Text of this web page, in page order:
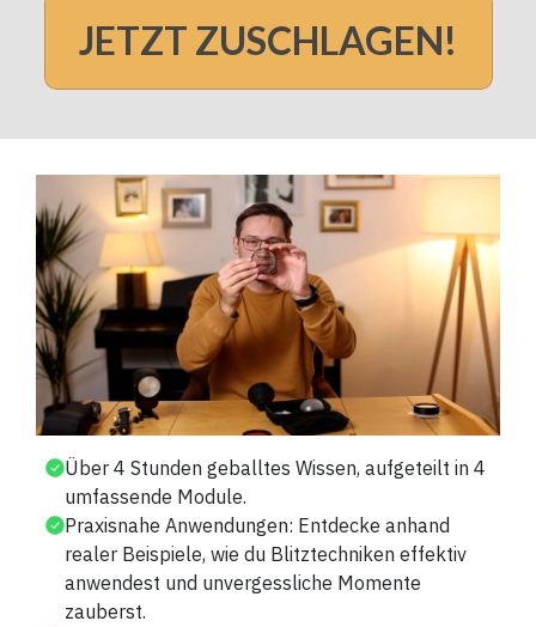
JETZT ZUSCHLAGEN!
Über 4 Stunden geballtes Wissen, aufgeteilt in 4
umfassende Module.
Praxisnahe Anwendungen: Entdecke anhand
realer Beispiele, wie du Blitztechniken effektiv
anwendest und unvergessliche Momente
zauberst.